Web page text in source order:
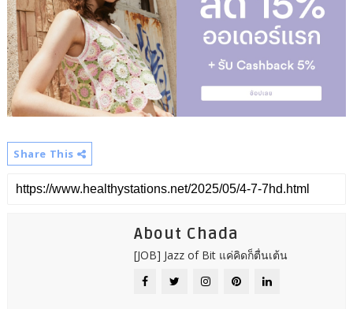
Share This
About Chada
[JOB] Jazz of Bit แค่คิดก็ตื่นเต้น